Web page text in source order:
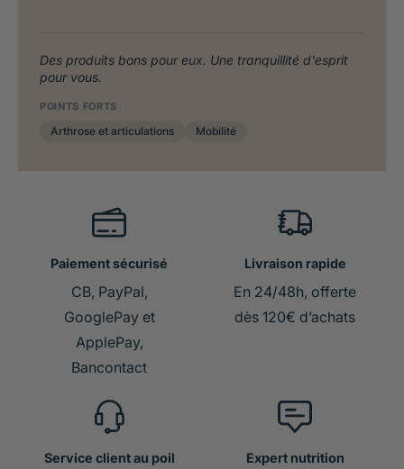
Des produits bons pour eux. Une tranquillité d'esprit
pour vous.
POINTS FORTS
Arthrose et articulations Mobilité
Paiement sécurisé
CB, PayPal,
GooglePay et
ApplePay,
Bancontact
Livraison rapide
En 24/48h, offerte
dès 120€ d’achats
Service client au poil Expert nutrition